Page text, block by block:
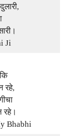
Ji
रहे,
रहे।
Bhabhi